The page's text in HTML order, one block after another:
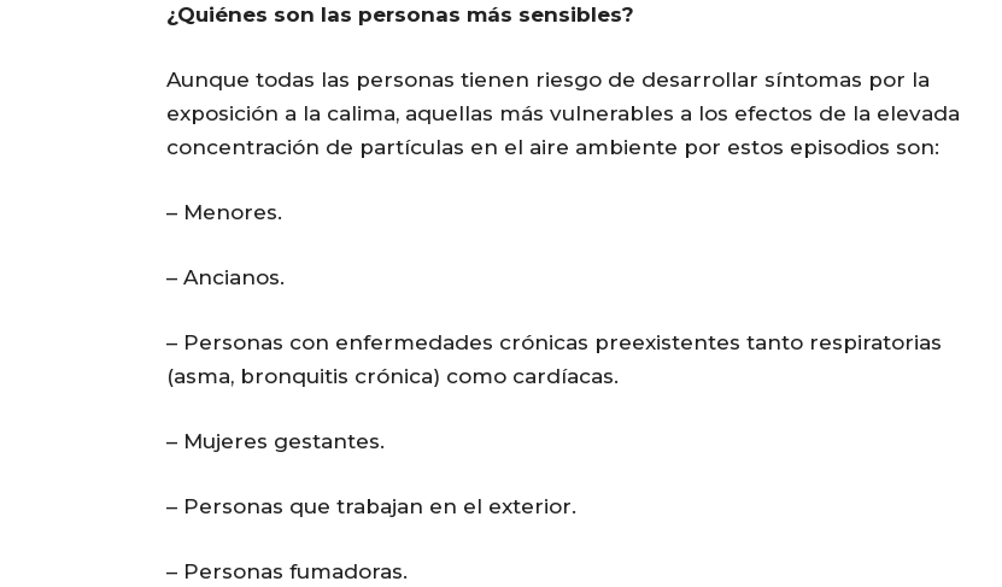
¿Quiénes son las personas más sensibles?
Aunque todas las personas tienen riesgo de desarrollar síntomas por la
exposición a la calima, aquellas más vulnerables a los efectos de la elevada
concentración de partículas en el aire ambiente por estos episodios son:
– Menores.
– Ancianos.
– Personas con enfermedades crónicas preexistentes tanto respiratorias
(asma, bronquitis crónica) como cardíacas.
– Mujeres gestantes.
– Personas que trabajan en el exterior.
– Personas fumadoras.